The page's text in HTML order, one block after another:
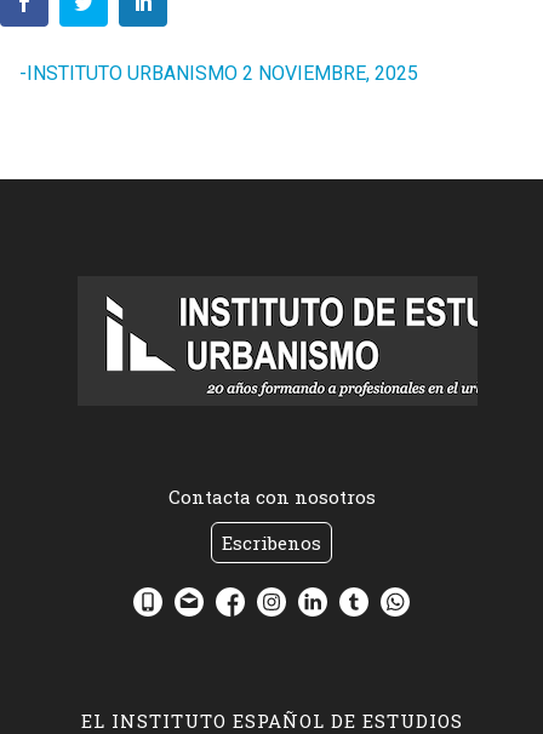
-INSTITUTO URBANISMO 2 NOVIEMBRE, 2025
Contacta con nosotros
Escribenos
EL INSTITUTO ESPAÑOL DE ESTUDIOS